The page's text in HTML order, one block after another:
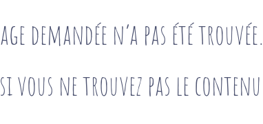
demandée n’a pas été
vous ne trouvez pas le